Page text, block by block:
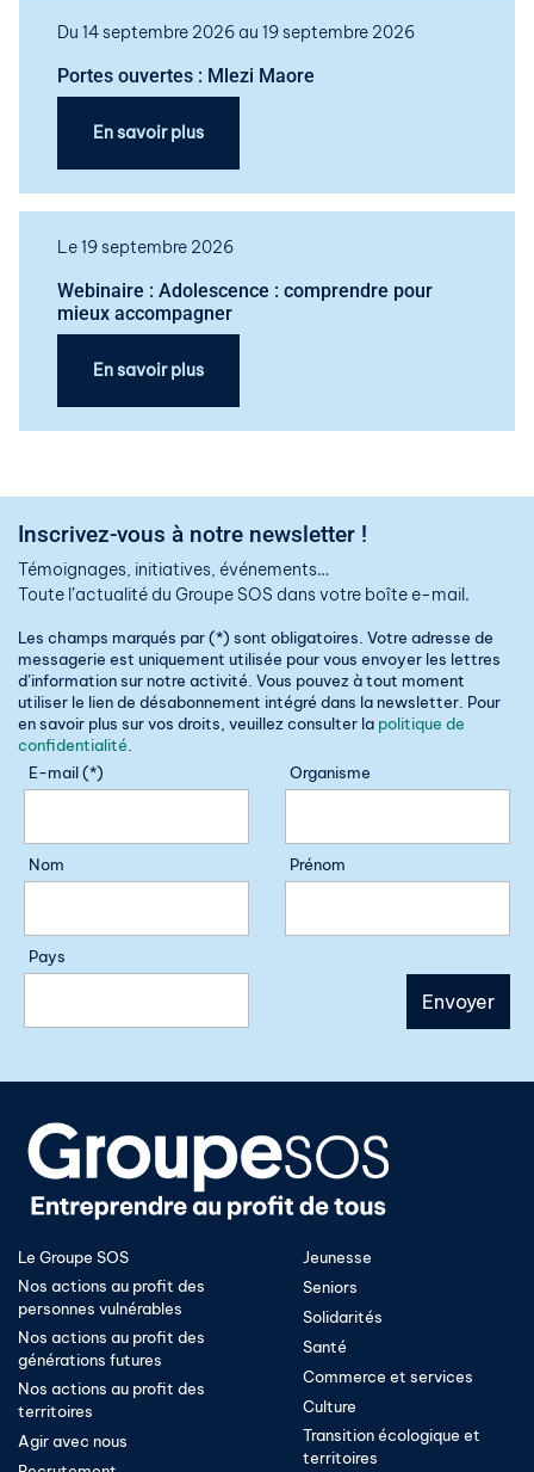
Du 14 septembre 2026 au 19 septembre 2026
Portes ouvertes : Mlezi Maore
En savoir plus
Le 19 septembre 2026
Webinaire : Adolescence : comprendre pour
mieux accompagner
En savoir plus
Inscrivez-vous à notre newsletter !
Témoignages, initiatives, événements…
Toute l’actualité du Groupe SOS dans votre boîte e-mail.
Les champs marqués par (*) sont obligatoires. Votre adresse de
messagerie est uniquement utilisée pour vous envoyer les lettres
d’information sur notre activité. Vous pouvez à tout moment
utiliser le lien de désabonnement intégré dans la newsletter. Pour
en savoir plus sur vos droits, veuillez consulter la politique de
confidentialité
E-mail (*)
Organisme
Nom Prénom
Pays
Le Groupe SOS
Nos actions au profit des
personnes vulnérables
Nos actions au profit des
générations futures
Nos actions au profit des
territoires
Agir avec nous
Jeunesse
Seniors
Solidarités
Santé
Commerce et services
Culture
Transition écologique et
territoires​